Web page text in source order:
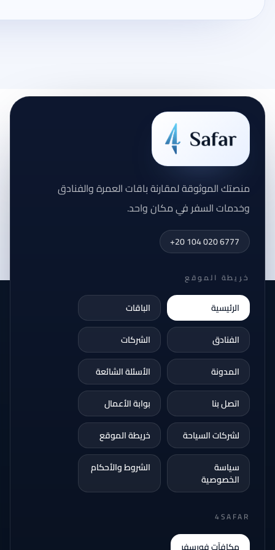
منصتك الموثوقة لمقارنة باقات العمرة والفنادق
وخدمات السفر في مكان واحد.
+20 104 020 6777
خريطة الموقع
الرئيسية
الباقات
الفنادق
الشركات
المدونة
الأسئلة الشائعة
اتصل بنا
بوابة الأعمال
لشركات السياحة
خريطة الموقع
سياسة
الخصوصية
الشروط والأحكام
4SAFAR